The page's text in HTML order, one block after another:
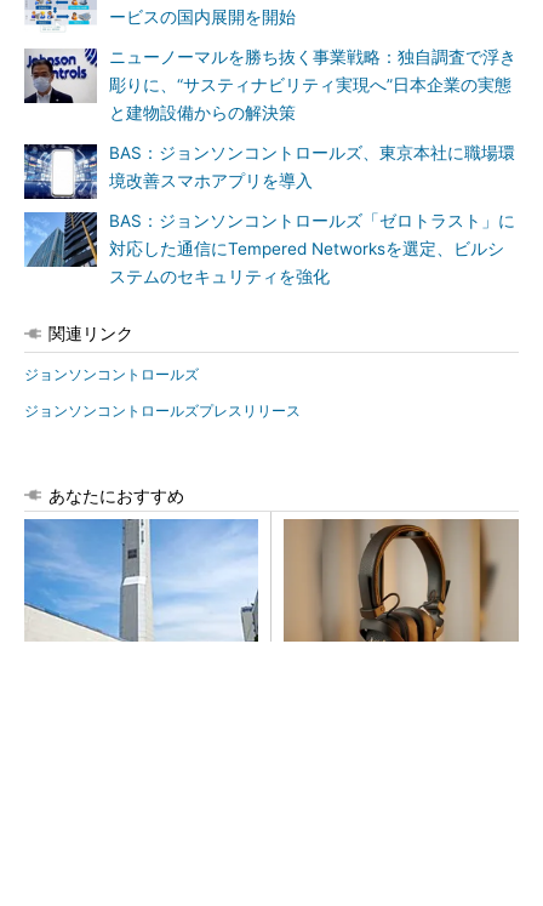
ービスの国内展開を開始
ニューノーマルを勝ち抜く事業戦略：独自調査で浮き
彫りに、“サスティナビリティ実現へ”日本企業の実態
と建物設備からの解決策
BAS：ジョンソンコントロールズ、東京本社に職場環
境改善スマホアプリを導入
BAS：ジョンソンコントロールズ「ゼロトラスト」に
対応した通信にTempered Networksを選定、ビルシ
ステムのセキュリティを強化
関連リンク
ジョンソンコントロールズ
ジョンソンコントロールズプレスリリース
あなたにおすすめ